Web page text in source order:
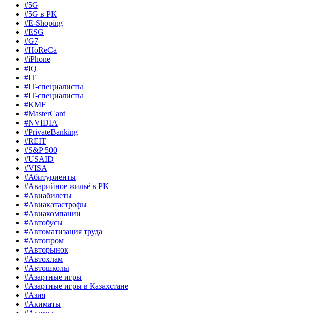
#5G
#5G в РК
#E-Shoping
#ESG
#G7
#HoReCa
#iPhone
#IQ
#IT
#IT-специалисты
#IT-специалисты
#KMF
#MasterCard
#NVIDIA
#PrivateBanking
#REIT
#S&P 500
#USAID
#VISA
#Абитуриенты
#Аварийное жильё в РК
#Авиабилеты
#Авиакатастрофы
#Авиакомпании
#Автобусы
#Автоматизация труда
#Автопром
#Авторынок
#Автохлам
#Автошколы
#Азартные игры
#Азартные игры в Казахстане
#Азия
#Акиматы